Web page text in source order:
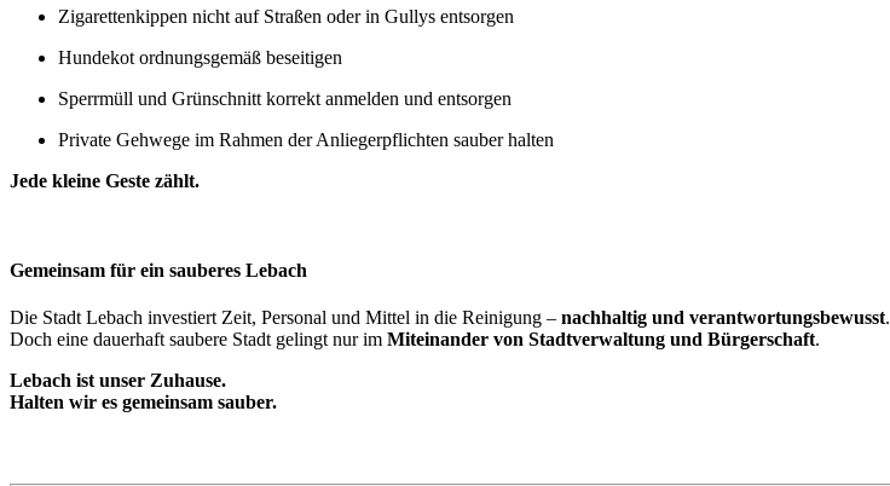
Zigarettenkippen nicht auf Straßen oder in Gullys entsorgen
Hundekot ordnungsgemäß beseitigen
Sperrmüll und Grünschnitt korrekt anmelden und entsorgen
Private Gehwege im Rahmen der Anliegerpflichten sauber halten
Jede kleine Geste zählt.
Gemeinsam für ein sauberes Lebach
Die Stadt Lebach investiert Zeit, Personal und Mittel in die Reinigung – nachhaltig und verantwortungsbewusst.
Doch eine dauerhaft saubere Stadt gelingt nur im Miteinander von Stadtverwaltung und Bürgerschaft.
Lebach ist unser Zuhause.
Halten wir es gemeinsam sauber.